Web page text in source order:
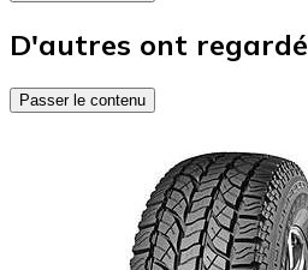
D'autres ont regardé
Passer le contenu